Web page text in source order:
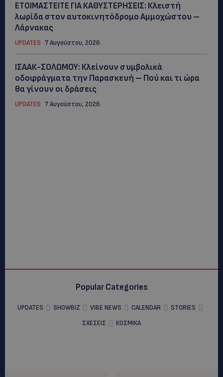
ΕΤΟΙΜΑΣΤΕΙΤΕ ΓΙΑ ΚΑΘΥΣΤΕΡΗΣΕΙΣ: Κλειστή
λωρίδα στον αυτοκινητόδρομο Αμμοχώστου –
Λάρνακας
UPDATES 7 Αυγούστου, 2026
ΙΣΑΑΚ-ΣΟΛΩΜΟΥ: Κλείνουν συμβολικά
οδοφράγματα την Παρασκευή – Πού και τι ώρα
θα γίνουν οι δράσεις
UPDATES 7 Αυγούστου, 2026
Popular Categories
UPDATES SHOWBIZ VIBE NEWS CALENDAR
STORIES
ΣΧΕΣΕΙΣ
ΚΟΣΜΙΚΑ